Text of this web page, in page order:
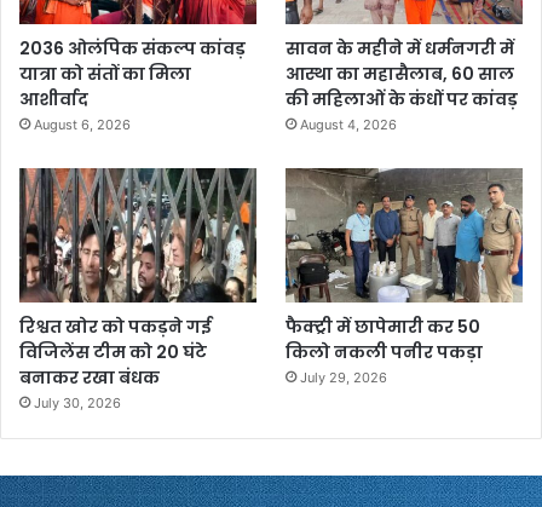
2036 ओलंपिक संकल्प कांवड़
यात्रा को संतों का मिला
आशीर्वाद
August 6, 2026
सावन के महीने में धर्मनगरी में
आस्था का महासैलाब, 60 साल
की महिलाओं के कंधों पर कांवड़
August 4, 2026
रिश्वत खोर को पकड़ने गई
विजिलेंस टीम को 20 घंटे
बनाकर रखा बंधक
July 30, 2026
फैक्ट्री में छापेमारी कर 50
किलो नकली पनीर पकड़ा
July 29, 2026